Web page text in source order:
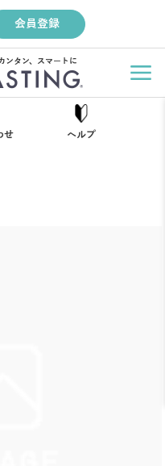
会員登録
ンタン、スマートに
せ ヘルプ